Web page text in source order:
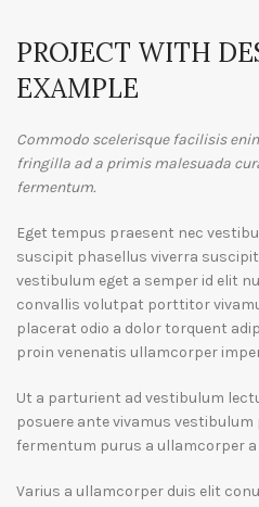
PROJECT WITH
EXAMPLE
Commodo scelerisque facilisis
fringilla ad a primis malesuada
fermentum.
Eget tempus praesent nec
suscipit phasellus viverra
vestibulum eget a semper id elit
convallis volutpat porttitor
placerat odio a dolor torquent
proin venenatis ullamcorper
Ut a parturient ad vestibulum
posuere ante vivamus vestibulum
fermentum purus a ullamcorper
Varius a ullamcorper duis elit